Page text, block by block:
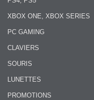
XBOX ONE, XBOX SERIES
PC GAMING
CLAVIERS
SOURIS
LUNETTES
PROMOTIONS